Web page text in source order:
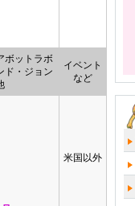
ボットラボ
ド・ジョン
イベント
など
米国以外